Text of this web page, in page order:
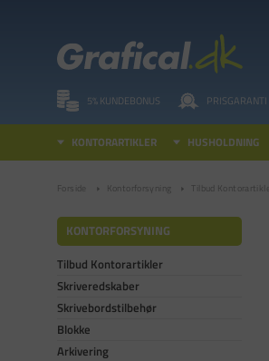
5% KUNDEBONUS PRISGARANTI
KONTORARTIKLER HUSHOLDNING
Forside Kontorforsyning Tilbud Kontorartikler
KONTORFORSYNING
Tilbud Kontorartikler
Skriveredskaber
Skrivebordstilbehør
Blokke
Arkivering